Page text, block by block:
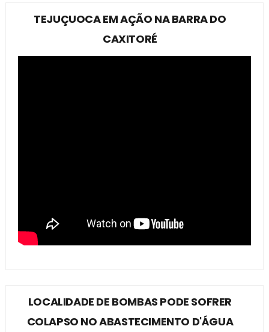
TEJUÇUOCA EM AÇÃO NA BARRA DO
CAXITORÉ
LOCALIDADE DE BOMBAS PODE SOFRER
COLAPSO NO ABASTECIMENTO D'ÁGUA